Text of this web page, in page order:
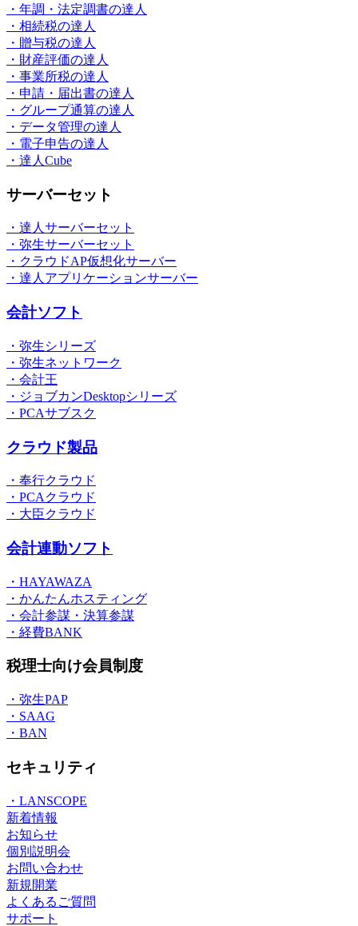
・年調・法定調書の達人
・相続税の達人
・贈与税の達人
・財産評価の達人
・事業所税の達人
・申請・届出書の達人
・グループ通算の達人
・データ管理の達人
・電子申告の達人
・達人Cube
サーバーセット
・達人サーバーセット
・弥生サーバーセット
・クラウドAP仮想化サーバー
・達人アプリケーションサーバー
会計ソフト
・弥生シリーズ
・弥生ネットワーク
・会計王
・ジョブカンDesktopシリーズ
・PCAサブスク
クラウド製品
・奉行クラウド
・PCAクラウド
・大臣クラウド
会計連動ソフト
・HAYAWAZA
・かんたんホスティング
・会計参謀・決算参謀
・経費BANK
税理士向け会員制度
・弥生PAP
・SAAG
・BAN
セキュリティ
・LANSCOPE
新着情報
お知らせ
個別説明会
お問い合わせ
新規開業
よくあるご質問
サポート